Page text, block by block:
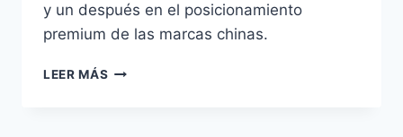
y un después en el posicionamiento
premium de las marcas chinas.
LEER MÁS BYD